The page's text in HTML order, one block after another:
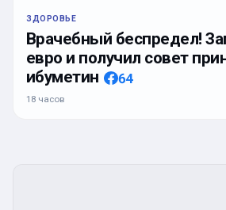
ЗДОРОВЬЕ
Врачебный беспредел!
евро и получил совет
ибуметин
64
18 часов